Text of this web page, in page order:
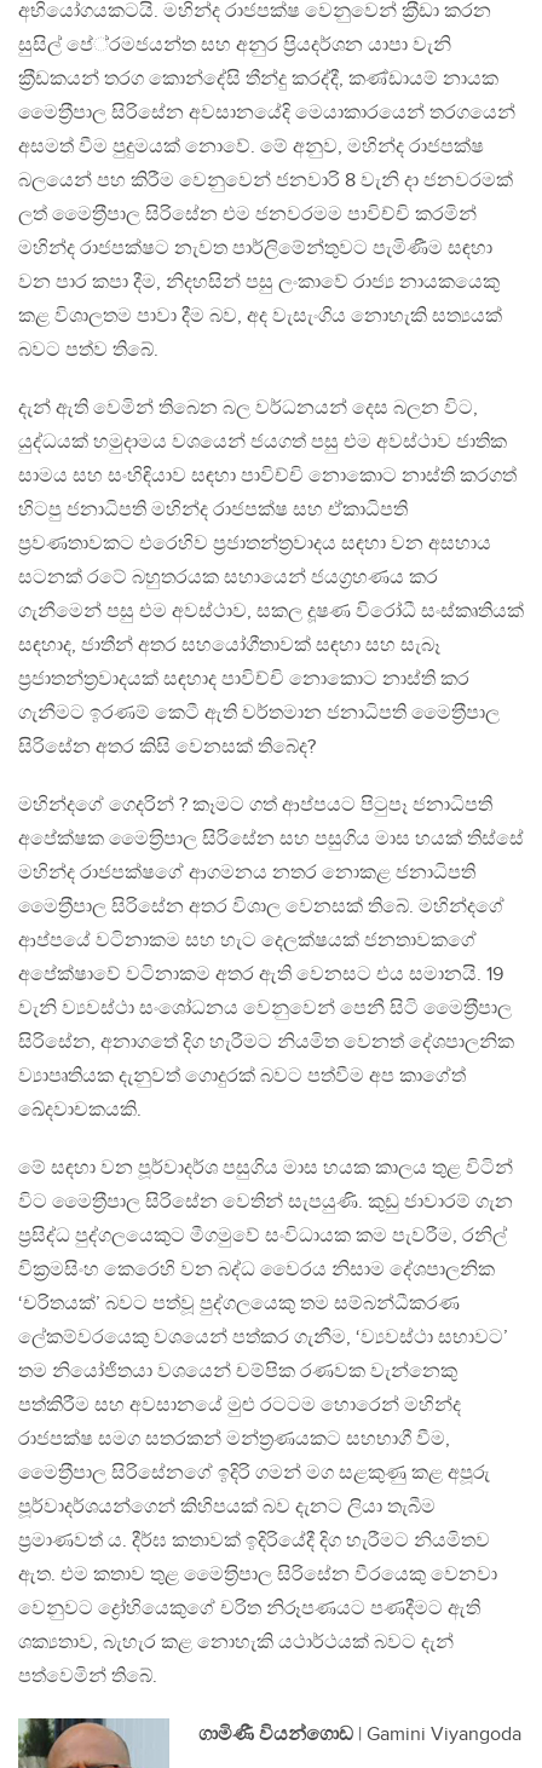
අභියෝගයකටයි. මහින්ද රාජපක්ෂ වෙනුවෙන් ක‍්‍රීඩා කරන
සුසිල් පේ‍්‍රමජයන්ත සහ අනුර ප‍්‍රියදර්ශන යාපා වැනි
ක‍්‍රීඩකයන් තරග කොන්දේසි තීන්දු කරද්දී, කණ්ඩායම් නායක
මෛත‍්‍රීපාල සිරිසේන අවසානයේදි මෙයාකාරයෙන් තරගයෙන්
අසමත් වීම පුදුමයක් නොවේ. මේ අනුව, මහින්ද රාජපක්ෂ
බලයෙන් පහ කිරීම වෙනුවෙන් ජනවාරි 8 වැනි දා ජනවරමක්
ලත් මෛත‍්‍රීපාල සිරිසේන එම ජනවරමම පාවිච්චි කරමින්
මහින්ද රාජපක්ෂට නැවත පාර්ලිමේන්තුවට පැමිණීම සඳහා
වන පාර කපා දීම, නිදහසින් පසු ලංකාවේ රාජ්‍ය නායකයෙකු
කළ විශාලතම පාවා දීම බව, අද වැසැංගිය නොහැකි සත්‍යයක්
බවට පත්ව තිබේ.
දැන් ඇති වෙමින් තිබෙන බල වර්ධනයන් දෙස බලන විට,
යුද්ධයක් හමුදාමය වශයෙන් ජයගත් පසු එම අවස්ථාව ජාතික
සාමය සහ සංහිඳියාව සඳහා පාවිච්චි නොකොට නාස්ති කරගත්
හිටපු ජනාධිපති මහින්ද රාජපක්ෂ සහ ඒකාධිපති
ප‍්‍රවණතාවකට එරෙහිව ප‍්‍රජාතන්ත‍්‍රවාදය සඳහා වන අසහාය
සටනක් රටේ බහුතරයක සහායෙන් ජයග‍්‍රහණය කර
ගැනීමෙන් පසු එම අවස්ථාව, සකල දූෂණ විරෝධී සංස්කෘතියක්
සඳහාද, ජාතීන් අතර සහයෝගීතාවක් සඳහා සහ සැබෑ
ප‍්‍රජාතන්ත‍්‍රවාදයක් සඳහාද පාවිච්චි නොකොට නාස්ති කර
ගැනීමට ඉරණම් කෙටී ඇති වර්තමාන ජනාධිපති මෛත‍්‍රීපාල
සිරිසේන අතර කිසි වෙනසක් තිබේද?
මහින්දගේ ගෙදරින් ? කෑමට ගත් ආප්පයට පිටුපෑ ජනාධිපති
අපේක්ෂක මෛත‍්‍රිපාල සිරිසේන සහ පසුගිය මාස හයක් තිස්සේ
මහින්ද රාජපක්ෂගේ ආගමනය නතර නොකළ ජනාධිපති
මෛත‍්‍රීපාල සිරිසේන අතර විශාල වෙනසක් තිබේ. මහින්දගේ
ආප්පයේ වටිනාකම සහ හැට දෙලක්ෂයක් ජනතාවකගේ
අපේක්ෂාවේ වටිනාකම අතර ඇති වෙනසට එය සමානයි. 19
වැනි ව්‍යවස්ථා සංශෝධනය වෙනුවෙන් පෙනී සිටි මෛත‍්‍රීපාල
සිරිසේන, අනාගතේ දිග හැරීමට නියමිත වෙනත් දේශපාලනික
ව්‍යාපෘතියක දැනුවත් ගොදුරක් බවට පත්වීම අප කාගේත්
ඛේදවාචකයකි.
මේ සඳහා වන පූර්වාදර්ශ පසුගිය මාස හයක කාලය තුළ විටින්
විට මෛත‍්‍රීපාල සිරිසේන වෙතින් සැපයුණි. කුඩු ජාවාරම් ගැන
ප‍්‍රසිද්ධ පුද්ගලයෙකුට මීගමුවේ සංවිධායක කම පැවරීම, රනිල්
වික‍්‍රමසිංහ කෙරෙහි වන බද්ධ වෛරය නිසාම දේශපාලනික
‘චරිතයක්’ බවට පත්වූ පුද්ගලයෙකු තම සම්බන්ධීකරණ
ලේකම්වරයෙකු වශයෙන් පත්කර ගැනීම, ‘ව්‍යවස්ථා සභාවට’
තම නියෝජිතයා වශයෙන් චම්පික රණවක වැන්නෙකු
පත්කිරීම සහ අවසානයේ මුළු රටටම හොරෙන් මහින්ද
රාජපක්ෂ සමග සතරකන් මන්ත‍්‍රණයකට සහභාගී වීම,
මෛත‍්‍රීපාල සිරිසේනගේ ඉදිරි ගමන් මග සළකුණු කළ අපූරු
පූර්වාදර්ශයන්ගෙන් කිහිපයක් බව දැනට ලියා තැබීම
ප‍්‍රමාණවත් ය. දීර්ඝ කතාවක් ඉදිරියේදී දිග හැරීමට නියමිතව
ඇත. එම කතාව තුළ මෛත‍්‍රිපාල සිරිසේන වීරයෙකු වෙනවා
වෙනුවට ද්‍රෝහියෙකුගේ චරිත නිරූපණයට පණදීමට ඇති
ශක්‍යතාව, බැහැර කළ නොහැකි යථාර්ථයක් බවට දැන්
පත්වෙමින් තිබේ.
ගාමිණී වියන්ගොඩ | Gamini Viyangoda